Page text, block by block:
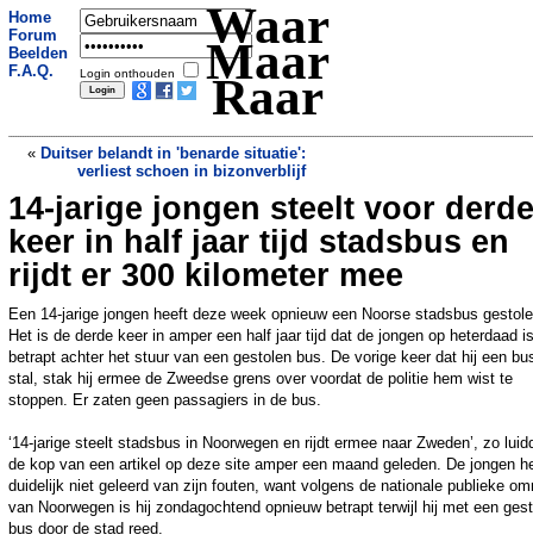
Home
Forum
Beelden
F.A.Q.
Login onthouden
Waar
Maar
Raar
« Duitser belandt in 'benarde situatie':
verliest schoen in bizonverblijf
Woonark in Zwartsluis dreigt te zinken,
maar bewoners zijn op vakantie »
14-jarige jongen steelt voor derde
keer in half jaar tijd stadsbus en
rijdt er 300 kilometer mee
Een 14-jarige jongen heeft deze week opnieuw een Noorse stadsbus
Het is de derde keer in amper een half jaar tijd dat de jongen op heterdaad is
betrapt achter het stuur van een gestolen bus. De vorige keer dat hij een
stal, stak hij ermee de Zweedse grens over voordat de politie hem wist te
stoppen. Er zaten geen passagiers in de bus.
‘14-jarige steelt stadsbus in Noorwegen en rijdt ermee naar Zweden’, zo
de kop van een artikel op deze site amper een maand geleden. De jongen
duidelijk niet geleerd van zijn fouten, want volgens de nationale publieke
van Noorwegen is hij zondagochtend opnieuw betrapt terwijl hij met een
bus door de stad reed.